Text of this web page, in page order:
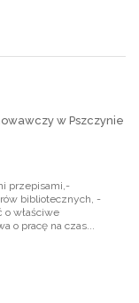
w Pszczynie
przepisami,-
bibliotecznych, -
o właściwe
o pracę na czas...